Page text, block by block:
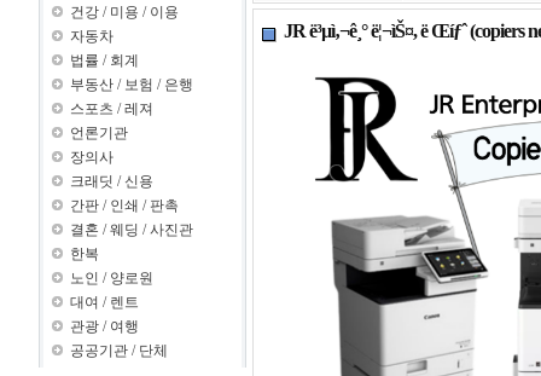
건강 / 미용 / 이용
자동차
법률 / 회계
부동산 / 보험 / 은행
스포츠 /레져
언론기관
장의사
크래딧 / 신용
간판 / 인쇄 / 판촉
결혼 /웨딩 /사진관
한복
노인 / 양로원
대여 / 렌트
관광 / 여행
공공기관 / 단체
JR ë³µì‚¬ê¸° ë¦¬ìŠ¤, ë Œíƒˆ (copiers